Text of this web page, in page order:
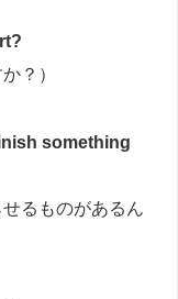
？）
something
るものがあるん